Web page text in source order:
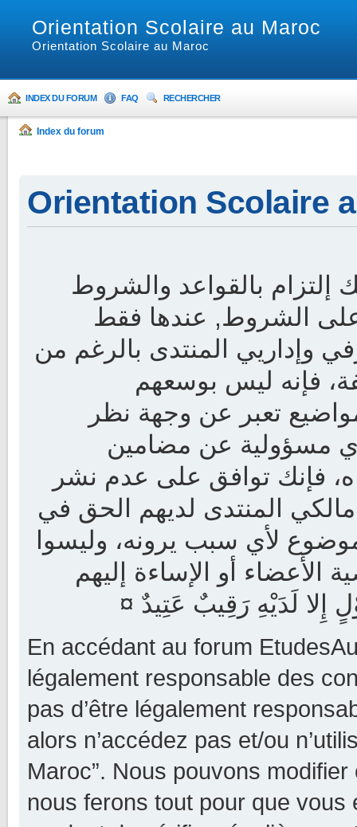
Orientation Scolaire au Maroc
Orientation Scolaire au Maroc
INDEX DU FORUM FAQ RECHERCHER
Index du forum
Orientation Scolaire
بالقواعد والشروط
على الشروط, عندها فقط
وإداريي المنتدى بالرغم من
فإنه ليس بوسعهم
تعبر عن وجهة نظر
أي مسؤولية عن مضامين
فإنك توافق على عدم نشر
المنتدى لديهم الحق في
لأي سبب يرونه، وليسوا
أو الإساءة إليهم
إِلا لَدَيْهِ رَقِيبٌ عَتِيدٌ
En accédant au forum
légalement responsable des
pas d’être légalement
alors n’accédez pas et/ou
Maroc”. Nous pouvons
nous ferons tout pour que vous